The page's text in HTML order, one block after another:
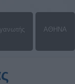
ΑΘΗΝΑ